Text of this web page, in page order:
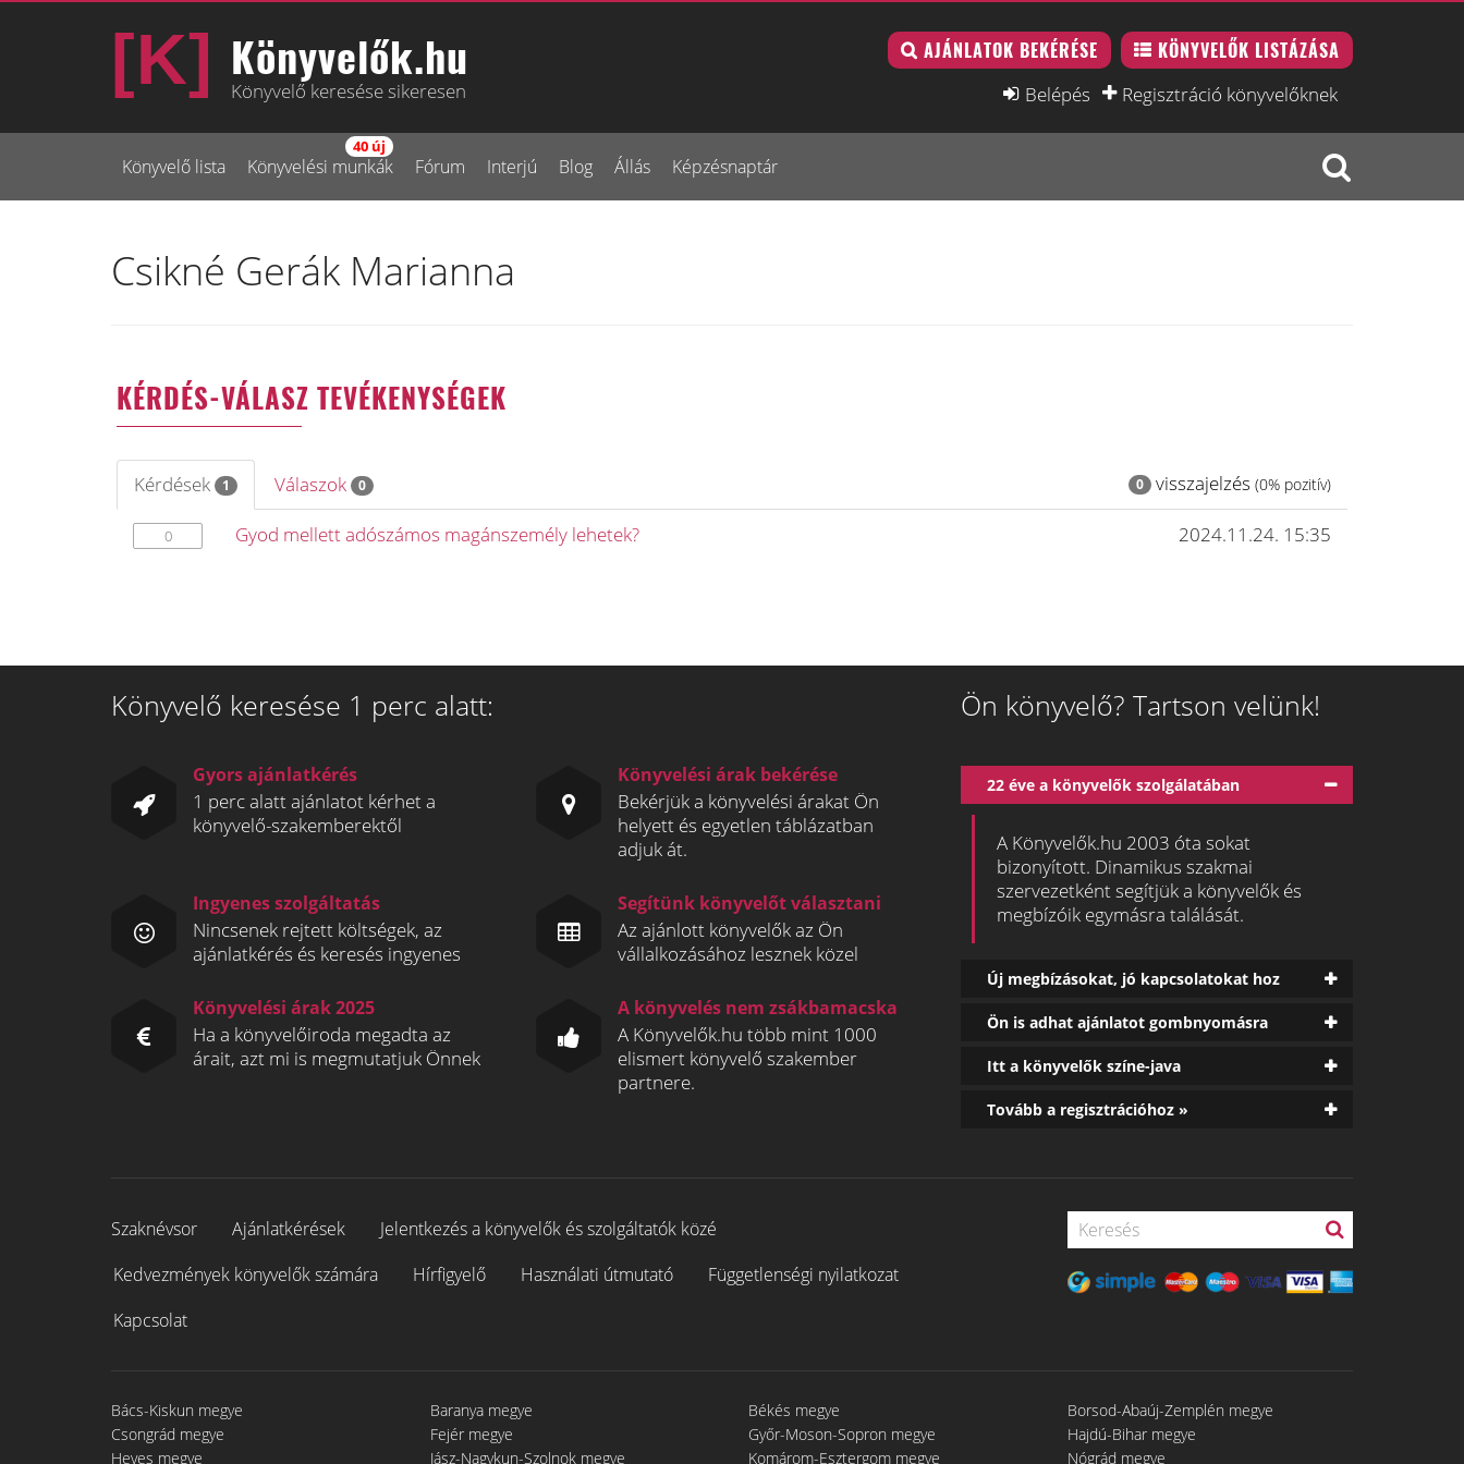
Könyvelők.hu
Könyvelő keresése sikeresen
AJÁNLATOK BEKÉRÉSE KÖNYVELŐK LISTÁZÁSA
Belépés Regisztráció könyvelőknek
Könyvelő lista Könyvelési munkák
40 új
Fórum Interjú Blog Állás Képzésnaptár
Csikné Gerák Marianna
KÉRDÉS-VÁLASZ TEVÉKENYSÉGEK
Kérdések 1 Válaszok 0 0 visszajelzés (0% pozitív)
0 Gyod mellett adószámos magánszemély lehetek? 2024.11.24. 15:35
Könyvelő keresése 1 perc alatt:
Gyors ajánlatkérés
1 perc alatt ajánlatot kérhet a
könyvelő-szakemberektől
Könyvelési árak bekérése
Bekérjük a könyvelési árakat Ön
helyett és egyetlen táblázatban
adjuk át.
Ingyenes szolgáltatás
Nincsenek rejtett költségek, az
ajánlatkérés és keresés ingyenes
Segítünk könyvelőt választani
Az ajánlott könyvelők az Ön
vállalkozásához lesznek közel
Könyvelési árak 2025
Ha a könyvelőiroda megadta az
árait, azt mi is megmutatjuk Önnek
A könyvelés nem zsákbamacska
A Könyvelők.hu több mint 1000
elismert könyvelő szakember
partnere.
Ön könyvelő? Tartson velünk!
22 éve a könyvelők szolgálatában
A Könyvelők.hu 2003 óta sokat
bizonyított. Dinamikus szakmai
szervezetként segítjük a könyvelők és
megbízóik egymásra találását.
Új megbízásokat, jó kapcsolatokat hoz
Ön is adhat ajánlatot gombnyomásra
Itt a könyvelők színe-java
Tovább a regisztrációhoz »
Szaknévsor Ajánlatkérések
Jelentkezés a könyvelők és szolgáltatók közé
Kedvezmények könyvelők számára
Hírfigyelő Használati útmutató
Függetlenségi nyilatkozat
Kapcsolat
Bács-Kiskun megye Baranya megye Békés megye
Borsod-Abaúj-Zemplén megye
Csongrád megye
Fejér megye Győr-Moson-Sopron megye
Hajdú-Bihar megye
Heves megye
Jász-Nagykun-Szolnok megye Komárom-Esztergom megye Nógrád megye